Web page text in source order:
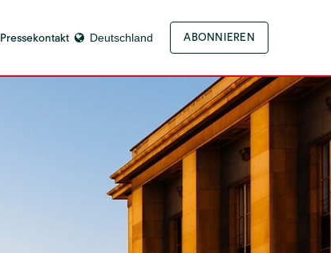
Pressekontakt Deutschland ABONNIEREN